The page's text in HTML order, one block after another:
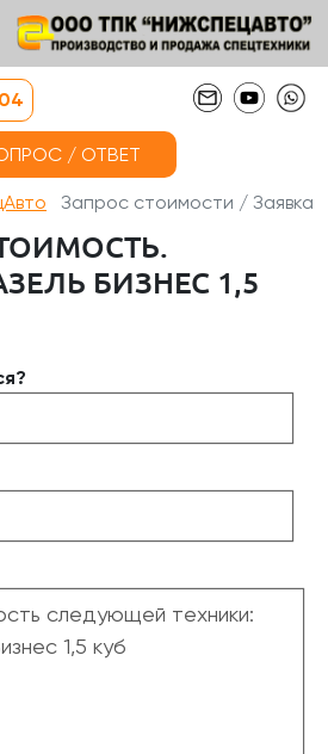
/ ОТВЕТ
Запрос стоимости / Заявка
БИЗНЕС 1,5